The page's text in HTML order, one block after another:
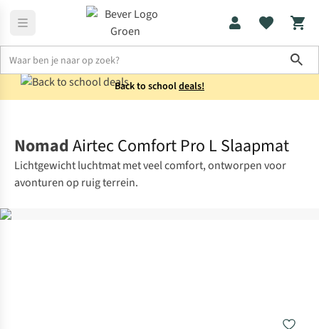
Back to schooldeals!
NomadAirtec Comfort Pro L Slaapmat
Lichtgewicht luchtmat met veel comfort, ontworpen voor
avonturen op ruig terrein.